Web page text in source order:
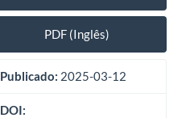
PDF (Inglês)
Publicado: 2025-03-12
DOI: